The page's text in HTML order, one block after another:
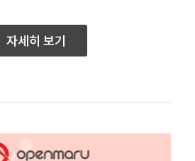
자세히 보기